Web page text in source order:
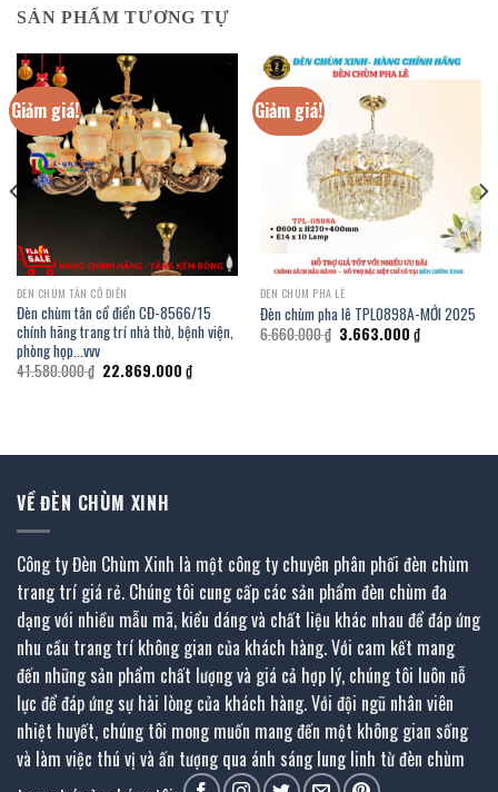
SẢN PHẨM TƯƠNG TỰ
Giảm giá!
ĐÈN CHÙM TÂN CỔ ĐIỂN
Đèn chùm tân cổ điển CĐ-8566/15
chính hãng trang trí nhà thờ, bệnh viện,
phòng họp…vvv
41.580.000₫ Giá
gốc
22.869.000 ₫Giá
hiện
Giảm giá!
ĐÈN CHÙM PHA LÊ
Đèn chùm pha lê TPL0898A-MỚI 2025
6.660.000₫ Giá
gốc
3.663.000 ₫Giá
hiện
VỀ ĐÈN CHÙM XINH
Công ty Đèn Chùm Xinh là một công ty chuyên phân phối đèn chùm
trang trí giá rẻ. Chúng tôi cung cấp các sản phẩm đèn chùm đa
dạng với nhiều mẫu mã, kiểu dáng và chất liệu khác nhau để đáp ứng
nhu cầu trang trí không gian của khách hàng. Với cam kết mang
đến những sản phẩm chất lượng và giá cả hợp lý, chúng tôi luôn nỗ
lực để đáp ứng sự hài lòng của khách hàng. Với đội ngũ nhân viên
nhiệt huyết, chúng tôi mong muốn mang đến một không gian sống
và làm việc thú vị và ấn tượng qua ánh sáng lung linh từ đèn chùm